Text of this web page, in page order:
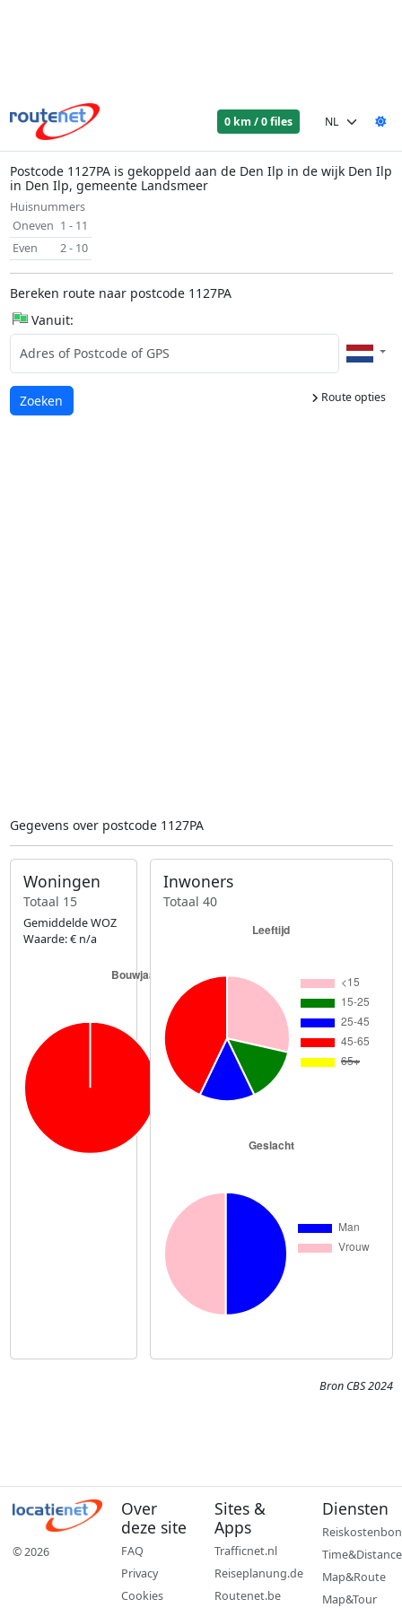
0 km / 0 files
Postcode 1127PA is gekoppeld aan de Den Ilp in de wijk Den Ilp
in Den Ilp, gemeente Landsmeer
Huisnummers
Oneven 1 - 11
Even
2 - 10
Bereken route naar postcode 1127PA
Vanuit:
Route opties
Laden...
Zoeken
Gegevens over postcode 1127PA
Woningen
Totaal 15
Gemiddelde WOZ
Waarde: € n/a
Inwoners
Totaal 40
Bron CBS 2024
© 2026
Over
deze site
FAQ
Privacy
Cookies
Sites &
Apps
Trafficnet.nl
Reiseplanung.de
Routenet.be
Diensten
Reiskostenbon
Time&Distance
Map&Route
Map&Tour